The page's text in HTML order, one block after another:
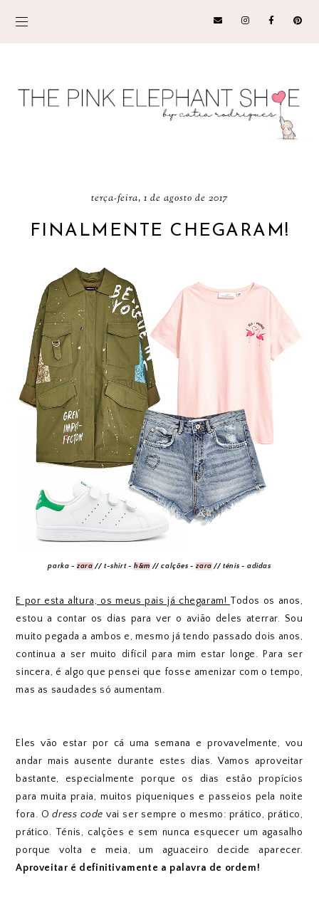
terça-feira, 1 de agosto de 2017
FINALMENTE CHEGARAM!
parka -zara// t-shirt -h&m // calções -zara// ténis - adidas
E por esta altura, os meus pais já chegaram! Todos os anos,
estou a contar os dias para ver o avião deles aterrar. Sou
muito pegada a ambos e, mesmo já tendo passado dois anos,
continua a ser muito difícil para mim estar longe. Para ser
sincera, é algo que pensei que fosse amenizar com o tempo,
mas as saudades só aumentam.
Eles vão estar por cá uma semana e provavelmente, vou
andar mais ausente durante estes dias. Vamos aproveitar
bastante, especialmente porque os dias estão propícios
para muita praia, muitos piqueniques e passeios pela noite
fora. Odress code vai ser sempre o mesmo: prático, prático,
prático. Ténis, calções e sem nunca esquecer um agasalho
porque volta e meia, um aguaceiro decide aparecer.
Aproveitar é definitivamente a palavra de ordem!